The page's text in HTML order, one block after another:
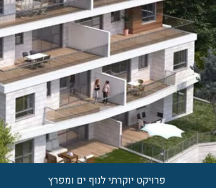
פרויקט יוקרתי לנוף ים ומפרץ